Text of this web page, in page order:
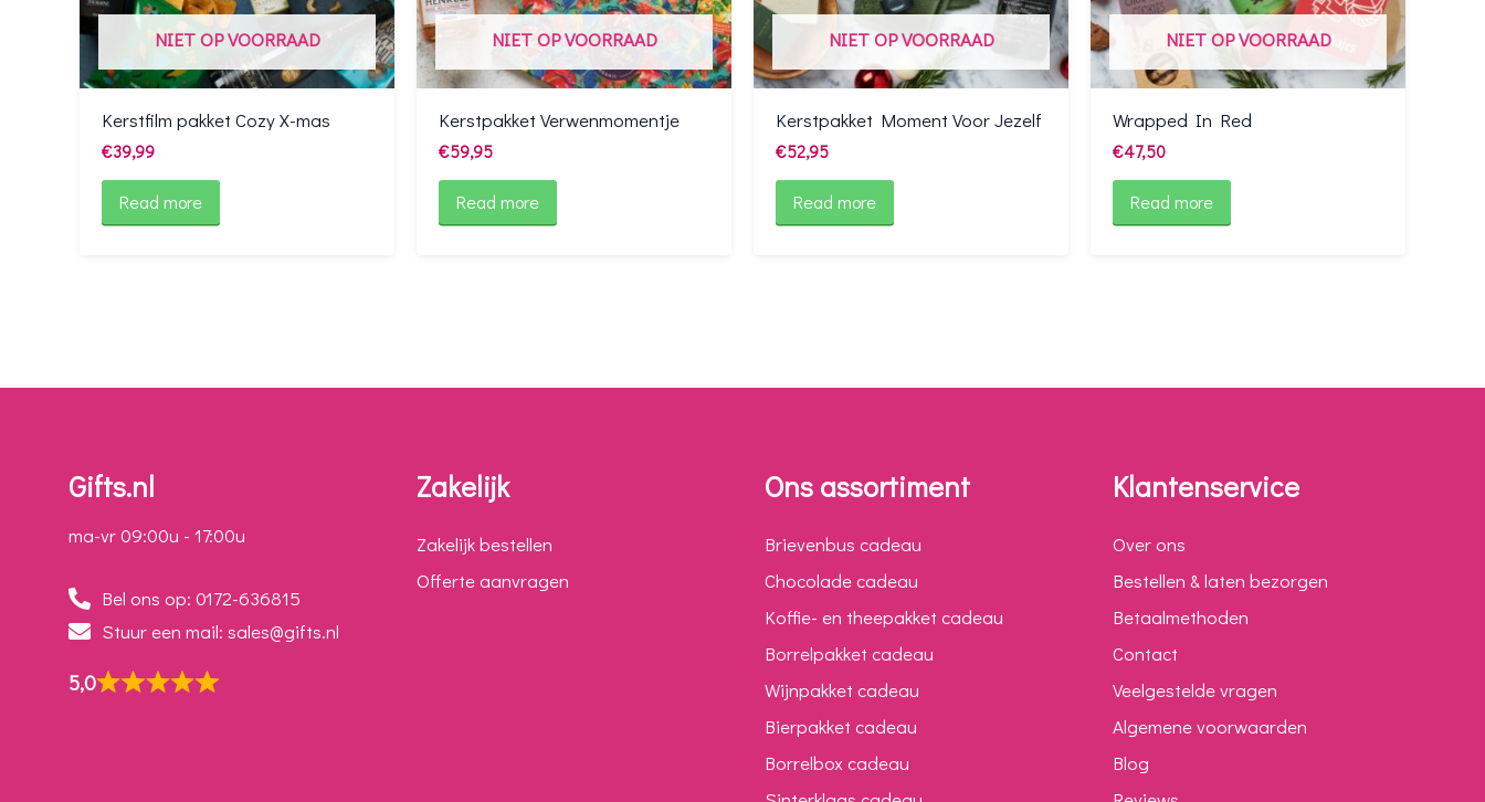
NIET OP VOORRAAD
Kerstfilm pakket Cozy X-mas
€39,99
Read more
NIET OP VOORRAAD
Kerstpakket Verwenmomentje
€59,95
Read more
NIET OP VOORRAAD
Kerstpakket Moment Voor Jezelf
€52,95
Read more
NIET OP VOORRAAD
Wrapped In Red
€47,50
Read more
Gifts.nl
ma-vr 09:00u - 17:00u
Bel ons op: 0172-636815
Stuur een mail: sales@gifts.nl
5,0
Zakelijk
Zakelijk bestellen
Offerte aanvragen
Ons assortiment
Brievenbus cadeau
Chocolade cadeau
Koffie- en theepakket cadeau
Borrelpakket cadeau
Wijnpakket cadeau
Bierpakket cadeau
Borrelbox cadeau
Klantenservice
Over ons
Bestellen & laten bezorgen
Betaalmethoden
Contact
Veelgestelde vragen
Algemene voorwaarden
Blog